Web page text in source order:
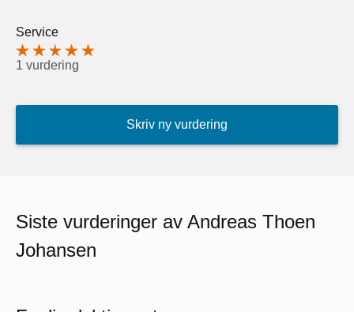
Service
1 vurdering
Skriv ny vurdering
Siste vurderinger av Andreas Thoen
Johansen